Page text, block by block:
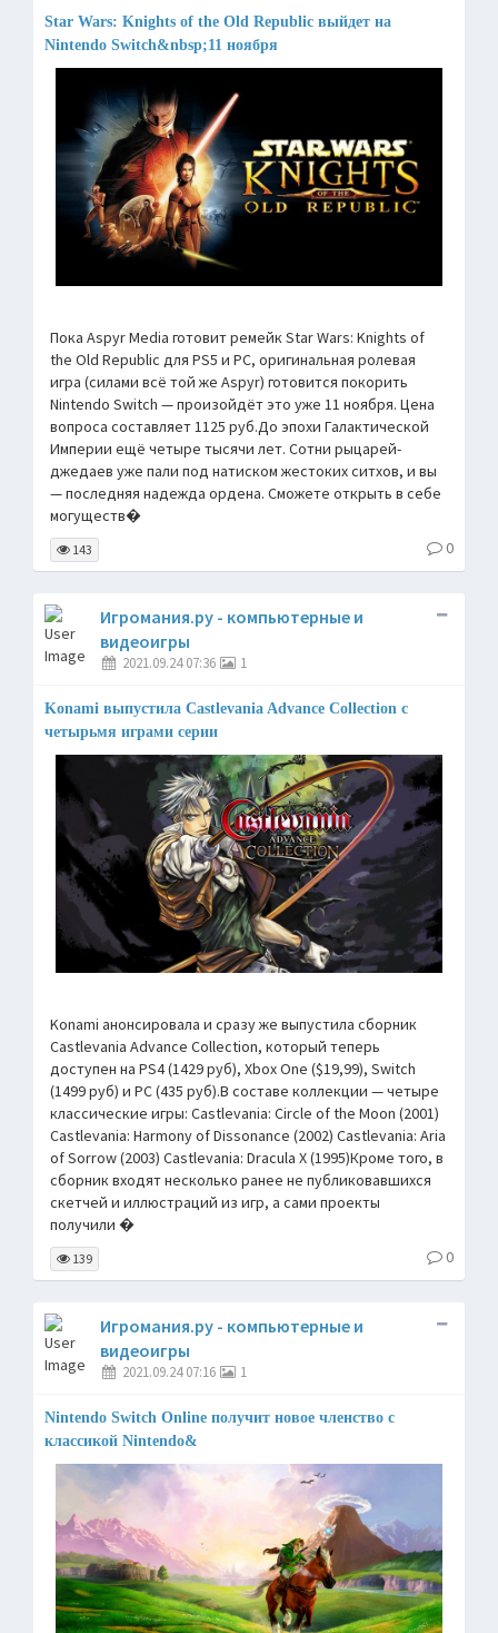
Star Wars: Knights of the Old Republic выйдет на
Nintendo Switch&nbsp;11 ноября
Пока Aspyr Media готовит ремейк Star Wars: Knights of
the Old Republic для PS5 и PC, оригинальная ролевая
игра (силами всё той же Aspyr) готовится покорить
Nintendo Switch — произойдёт это уже 11 ноября. Цена
вопроса составляет 1125 руб.До эпохи Галактической
Империи ещё четыре тысячи лет. Сотни рыцарей-
джедаев уже пали под натиском жестоких ситхов, и вы
— последняя надежда ордена. Сможете открыть в себе
могуществ�
143 0
Игромания.ру - компьютерные и
видеоигры
2021.09.24 07:36 1
Konami выпустила Castlevania Advance Collection с
четырьмя играми серии
Konami анонсировала и сразу же выпустила сборник
Castlevania Advance Collection, который теперь
доступен на PS4 (1429 руб), Xbox One ($19,99), Switch
(1499 руб) и PC (435 руб).В составе коллекции — четыре
классические игры: Castlevania: Circle of the Moon (2001)
Castlevania: Harmony of Dissonance (2002) Castlevania: Aria
of Sorrow (2003) Castlevania: Dracula X (1995)Кроме того, в
сборник входят несколько ранее не публиковавшихся
скетчей и иллюстраций из игр, а сами проекты
получили �
139 0
Игромания.ру - компьютерные и
видеоигры
2021.09.24 07:16 1
Nintendo Switch Online получит новое членство с
классикой Nintendo&